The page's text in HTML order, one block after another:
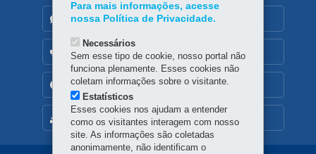
MAPA DO SITE
DENUNCIE CORRUPÇÃO
OUVIDORIA
TRANSPARÊNCIA INSTITUCIONAL
Para mais informações, acesse
nossa Política de Privacidade.
Necessários
Sem esse tipo de cookie, nosso portal não
funciona plenamente. Esses cookies não
coletam informações sobre o visitante.
Estatísticos
Esses cookies nos ajudam a entender
como os visitantes interagem com nosso
site. As informações são coletadas
anonimamente, não identificam o